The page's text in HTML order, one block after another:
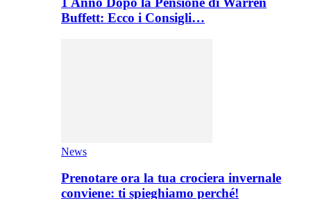
Buffett: Ecco i Consigli…
News
Prenotare ora la tua crociera invernale
conviene: ti spieghiamo perché!